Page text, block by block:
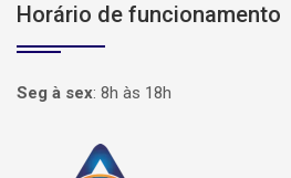
Horário de funcionamento
Seg à sex: 8h às 18h
Página inicial